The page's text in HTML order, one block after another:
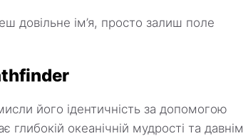
довільне ім’я, просто залиш поле
його ідентичність за допомогою
океанічній мудрості та давнім